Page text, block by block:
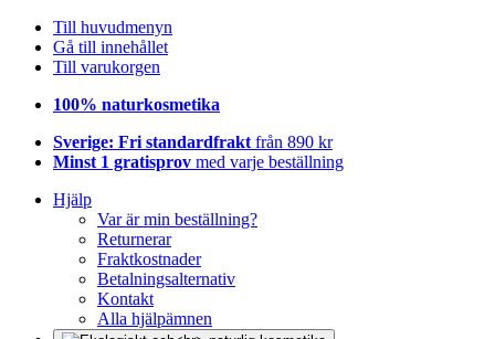
Till huvudmenyn
Gå till innehållet
Till varukorgen
100% naturkosmetika
Sverige: Fri standardfrakt från 890 kr
Minst 1 gratisprov med varje beställning
Hjälp
Var är min beställning?
Returnerar
Fraktkostnader
Betalningsalternativ
Kontakt
Alla hjälpämnen